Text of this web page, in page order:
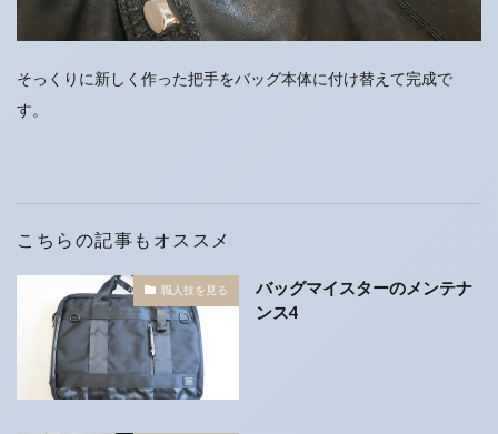
そっくりに新しく作った把手をバッグ本体に付け替えて完成で
す。
こちらの記事もオススメ
職人技を見る
バッグマイスターのメンテナ
ンス4